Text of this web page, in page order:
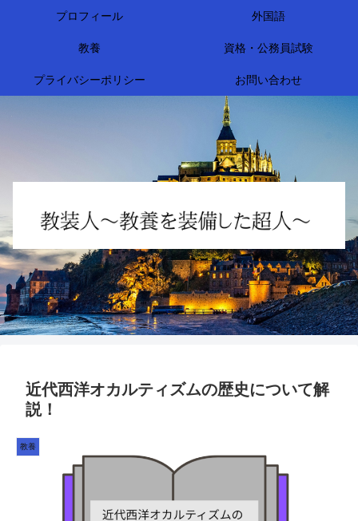
プロフィール 外国語
教養 資格・公務員試験
プライバシーポリシー お問い合わせ
近代西洋オカルティズムの歴史について解
説！
教養